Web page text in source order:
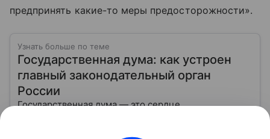
предпринять какие-то меры предосторожности».
Узнать больше по теме
Государственная дума: как устроен
главный законодательный орган
России
Государственная дума — это сердце